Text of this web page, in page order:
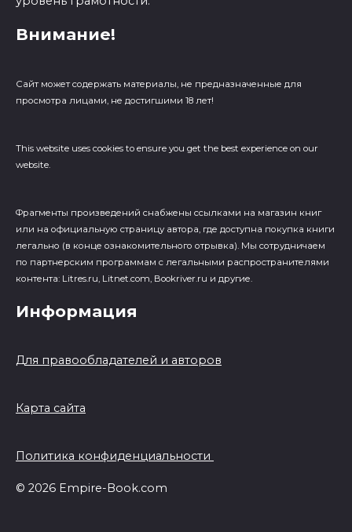
Внимание!
Сайт может содержать материалы, не предназначенные для
просмотра лицами, не достигшими 18 лет!
This website uses cookies to ensure you get the best experience on our
website.
Фрагменты произведений cнабжены ссылками на магазин книг
или на официальную страницу автора, где доступна покупка книги
легально (в конце ознакомительного отрывка). Мы сотрудничаем
по партнерским программам с легальными распространителями
контента: Litres.ru, Litnet.com, Bookriver.ru и другие.
Информация
Для правообладателей и авторов
Карта сайта
Политика конфиденциальности
© 2026 Empire-Book.com